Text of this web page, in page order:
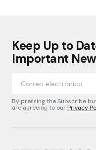
Keep Up to
Important
By pressing the Subscribe
are agreeing to ourPrivacy